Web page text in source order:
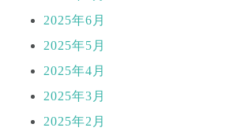
2025年6月
2025年5月
2025年4月
2025年3月
2025年2月